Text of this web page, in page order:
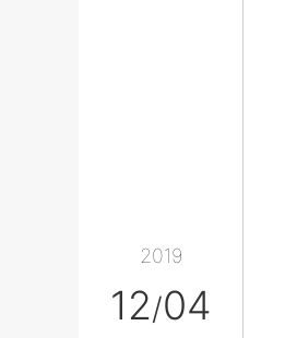
2019
12/04